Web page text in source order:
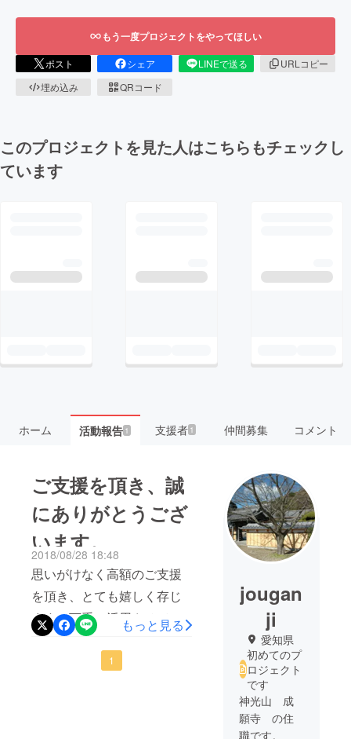
もう一度プロジェクトをやってほしい
ポスト シェア LINEで送る
URLコピー
埋め込み
QRコード
このプロジェクトを見た人はこちらもチェックし
ています
ホーム 活動報告1 支援者 1 仲間募集 コメント
ご支援を頂き、誠
にありがとうござ
います。
2018/08/28 18:48
思いがけなく高額のご支援
を頂き、とても嬉しく存じ
ます。丁重に活用させて頂
きたく存じます。 その後の
様子をご覧になる場合に
もっと見る
1
jougan
ji
愛知県
初めてのプ
ロジェクト
です
神光山 成
願寺 の住